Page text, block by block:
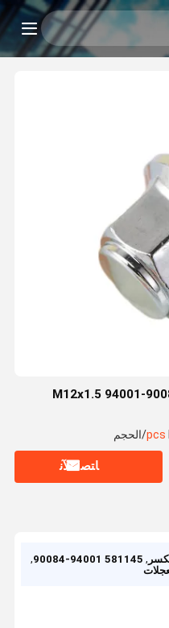
عقدة عجلة عالية القوة 581145 90084-94001 M12x1.5
ﺎﺘﺼﻟ ﺍﻶﻧ
,
581145 90084-94001
,